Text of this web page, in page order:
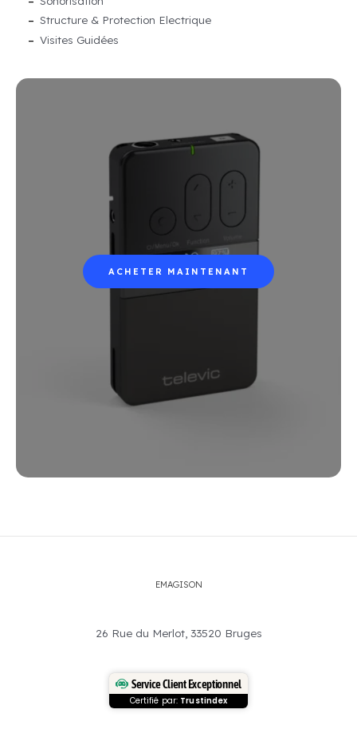
Structure & Protection Electrique
Visites Guidées
ACHETER MAINTENANT
EMAGISON
26 Rue du Merlot, 33520 Bruges
Service Client Exceptionnel
Certifié par: Trustindex